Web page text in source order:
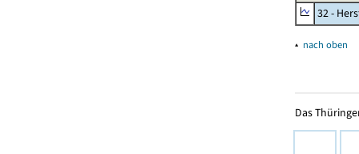
32 -
▴ nach oben
Das